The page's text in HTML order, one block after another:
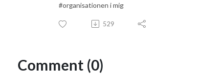
#organisationen i mig
529
Comment (0)